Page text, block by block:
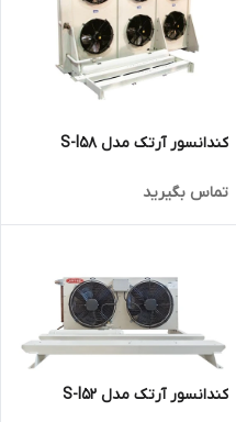
کندانسور آرتک مدل S-I58
تماس بگیرید
کندانسور آرتک مدل S-I52